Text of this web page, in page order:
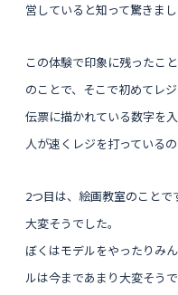
営していると知って驚きまし
この体験で印象に残ったこ
のことで、そこで初めてレ
伝票に描かれている数字を
人が速くレジを打っている
2つ目は、絵画教室のこと
大変そうでした。
ぼくはモデルをやったりみ
ルは今まであまり大変そう